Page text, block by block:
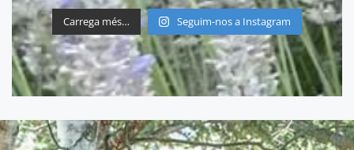
Carrega més… Seguim-nos a Instagram